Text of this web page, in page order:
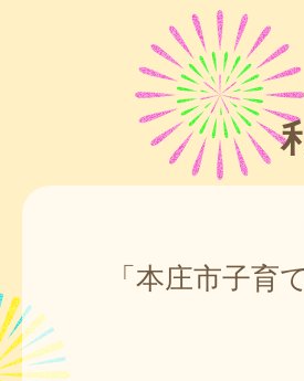
「本庄市子育